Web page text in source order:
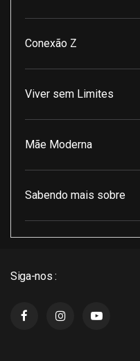
Conexão Z
Viver sem Limites
Mãe Moderna
Sabendo mais sobre
Siga-nos :